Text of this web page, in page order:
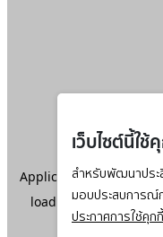
เว็บไซต์นี้ใช้
สำหรับพัฒนาประ
มอบประสบการณ์
ประกาศการใช้คุกกี้
Application error: a
loadingwww.ktc.co.th